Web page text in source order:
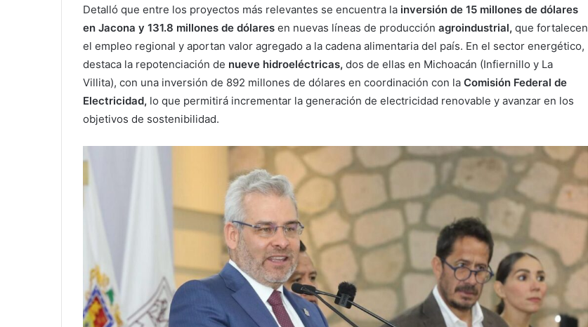
Detalló que entre los proyectos más relevantes se encuentra la inversión de 15 millones de dólares
en Jacona y 131.8 millones de dólares en nuevas líneas de producción agroindustrial, que fortalecen
el empleo regional y aportan valor agregado a la cadena alimentaria del país. En el sector energético,
destaca la repotenciación de nueve hidroeléctricas, dos de ellas en Michoacán (Infiernillo y La
Villita), con una inversión de 892 millones de dólares en coordinación con la Comisión Federal de
Electricidad, lo que permitirá incrementar la generación de electricidad renovable y avanzar en los
objetivos de sostenibilidad.